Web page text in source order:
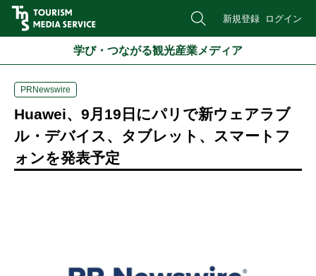
新規登録 ログイン
学び・つながる観光産業メディア
PRNewswire
Huawei、9月19日にパリで新ウェアラブ
ル・デバイス、タブレット、スマートフ
ォンを発表予定